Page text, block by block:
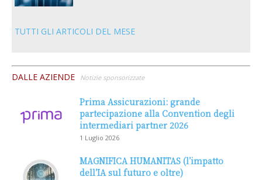
TUTTI GLI ARTICOLI DEL MESE
DALLE AZIENDE Notizie sponsorizzate
Prima Assicurazioni: grande
partecipazione alla Convention degli
intermediari partner 2026
1 Luglio 2026
MAGNIFICA HUMANITAS (l’impatto
dell’IA sul futuro e oltre)